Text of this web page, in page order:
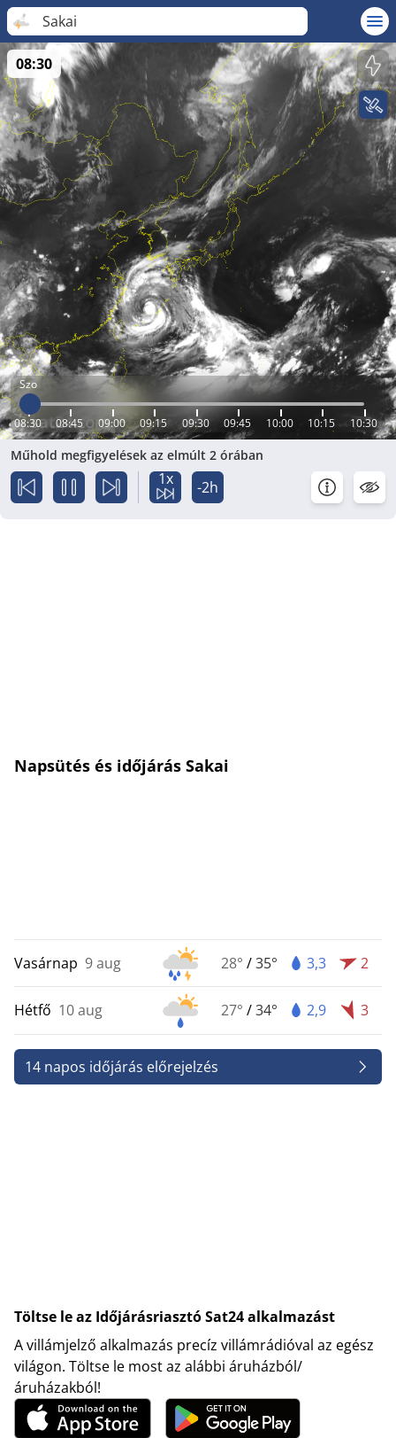
Sakai
Szo
08:30 08:45 09:00 09:15 09:30 09:45 10:00 10:15 10:30
08:30
Műhold megfigyelések az elmúlt 2 órában
1x -2h
Napsütés és időjárás Sakai
Vasárnap 9 aug 28° /35° 3,3 2
Hétfő 10 aug 27° /34° 2,9 3
14 napos időjárás előrejelzés
Töltse le az Időjárásriasztó Sat24 alkalmazást
A villámjelző alkalmazás precíz villámrádióval az egész
világon. Töltse le most az alábbi áruházból/
áruházakból!